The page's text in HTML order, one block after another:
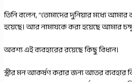
তিনি বলেন, ‘‘তোমাদের দুনিয়ার মধ্যে আমার
হয়েছে। আর নামাযকে করা হয়েছে আমার
অবশ্য এই ব্যবহারের রয়েছে কিছু বিধান।
স্ত্রীর মন আকর্ষণ করার জন্য আতর ব্যবহার